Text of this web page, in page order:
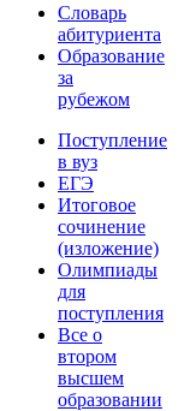
Словарь
абитуриента
Образование
за
рубежом
Поступление
в вуз
ЕГЭ
Итоговое
сочинение
(изложение)
Олимпиады
для
поступления
Все о
втором
высшем
образовании